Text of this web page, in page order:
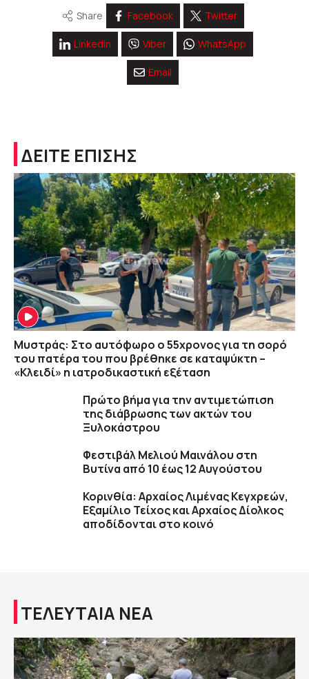
Share Facebook Twitter
Linkedin Viber WhatsApp
Email
ΔΕΙΤΕ ΕΠΙΣΗΣ
Μυστράς: Στο αυτόφωρο ο 55χρονος για τη σορό
του πατέρα του που βρέθηκε σε καταψύκτη –
«Κλειδί» η ιατροδικαστική εξέταση
Πρώτο βήμα για την αντιμετώπιση
της διάβρωσης των ακτών του
Ξυλοκάστρου
Φεστιβάλ Μελιού Μαινάλου στη
Βυτίνα από 10 έως 12 Αυγούστου
Κορινθία: Αρχαίος Λιμένας Κεγχρεών,
Εξαμίλιο Τείχος και Aρχαίος Δίολκος
αποδίδονται στο κοινό
ΤΕΛΕΥΤΑΙΑ ΝΕΑ